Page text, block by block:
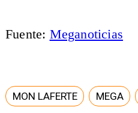
Fuente: Meganoticias
MON LAFERTE MEGA